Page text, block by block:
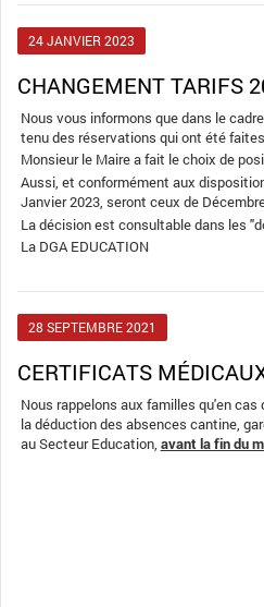
24JANVIER 2023
CHANGEMENT TARIFS
Nous vous informons que dans le
tenu des réservations qui ont été
Monsieur le Maire a fait le choix de
Aussi, et conformément aux
Janvier 2023, seront ceux de
La décision est consultable dans les
La DGA EDUCATION
28SEPTEMBRE2021
CERTIFICATS
Nous rappelons aux familles qu'en
la déduction des absences cantine,
au Secteur Education, avant la fin du